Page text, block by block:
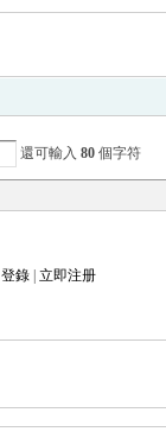
還可輸入 80 個字符
登錄| 立即注册